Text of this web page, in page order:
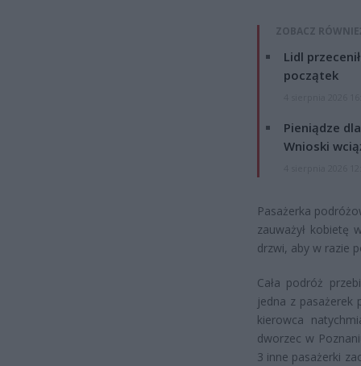
ZOBACZ
Lidl
początek
Pieniądze
Wnioski
Pasażerka
zauważył kobietę
drzwi, aby w razie
Cała podróż
jedna z pasażerek
kierowca
dworzec w
3 inne pasażerki